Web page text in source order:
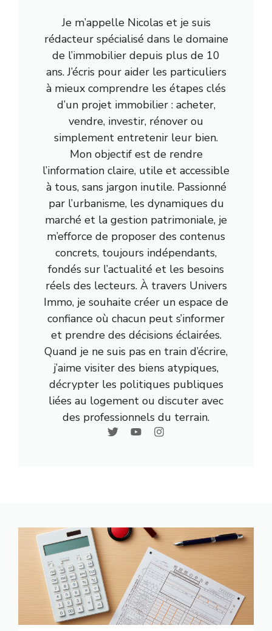
Je m’appelle Nicolas et je suis
rédacteur spécialisé dans le domaine
de l’immobilier depuis plus de 10
ans. J’écris pour aider les particuliers
à mieux comprendre les étapes clés
d’un projet immobilier : acheter,
vendre, investir, rénover ou
simplement entretenir leur bien.
Mon objectif est de rendre
l’information claire, utile et accessible
à tous, sans jargon inutile. Passionné
par l’urbanisme, les dynamiques du
marché et la gestion patrimoniale, je
m’efforce de proposer des contenus
concrets, toujours indépendants,
fondés sur l’actualité et les besoins
réels des lecteurs. À travers Univers
Immo, je souhaite créer un espace de
confiance où chacun peut s’informer
et prendre des décisions éclairées.
Quand je ne suis pas en train d’écrire,
j’aime visiter des biens atypiques,
décrypter les politiques publiques
liées au logement ou discuter avec
des professionnels du terrain.